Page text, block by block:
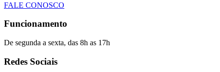
FALE CONOSCO
Funcionamento
De segunda a sexta, das 8h as 17h
Redes Sociais